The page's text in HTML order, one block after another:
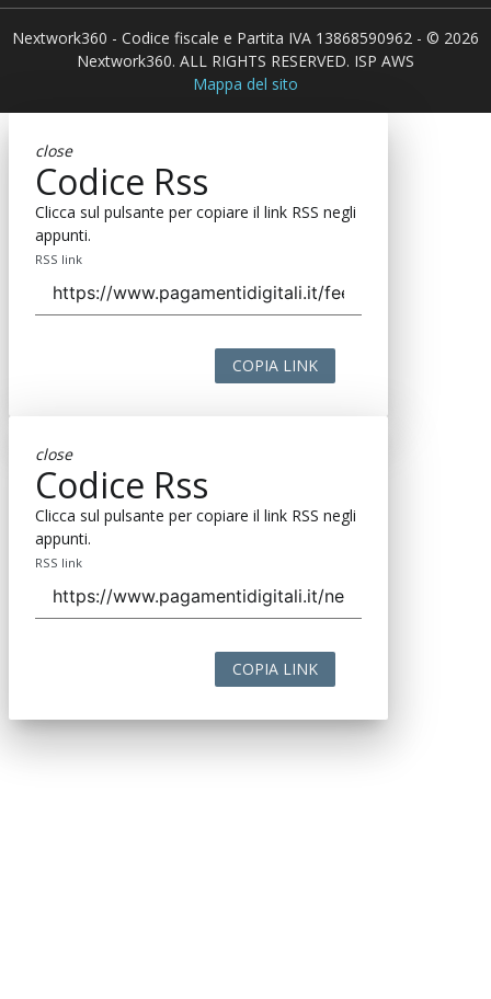
Nextwork360 - Codice fiscale e Partita IVA 13868590962 - © 2026
Nextwork360. ALL RIGHTS RESERVED. ISP AWS
Mappa del sito
close
Codice Rss
Clicca sul pulsante per copiare il link RSS negli
appunti.
RSS link
COPIA LINK
close
Codice Rss
Clicca sul pulsante per copiare il link RSS negli
appunti.
RSS link
COPIA LINK